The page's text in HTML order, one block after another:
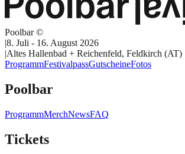
Poolbar ©
|8. Juli - 16. August 2026
|Altes Hallenbad + Reichenfeld, Feldkirch (AT)
ProgrammFestivalpassGutscheineFotos
Poolbar
ProgrammMerchNewsFAQ
Tickets